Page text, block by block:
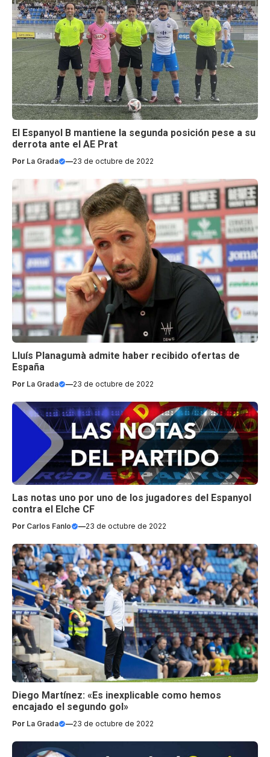
El Espanyol B mantiene la segunda posición pese a su
derrota ante el AE Prat
Por La Grada —23 de octubre de 2022
Lluís Planagumà admite haber recibido ofertas de
España
Por La Grada —23 de octubre de 2022
Las notas uno por uno de los jugadores del Espanyol
contra el Elche CF
Por Carlos Fanlo —23 de octubre de 2022
Diego Martínez: «Es inexplicable como hemos
encajado el segundo gol»
Por La Grada —23 de octubre de 2022